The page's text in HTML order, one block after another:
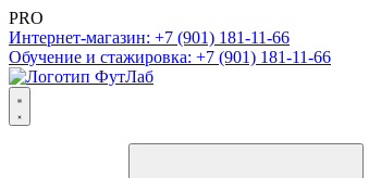
PRO
Интернет-магазин: +7 (901) 181-11-66
Обучение и стажировка: +7 (901) 181-11-66